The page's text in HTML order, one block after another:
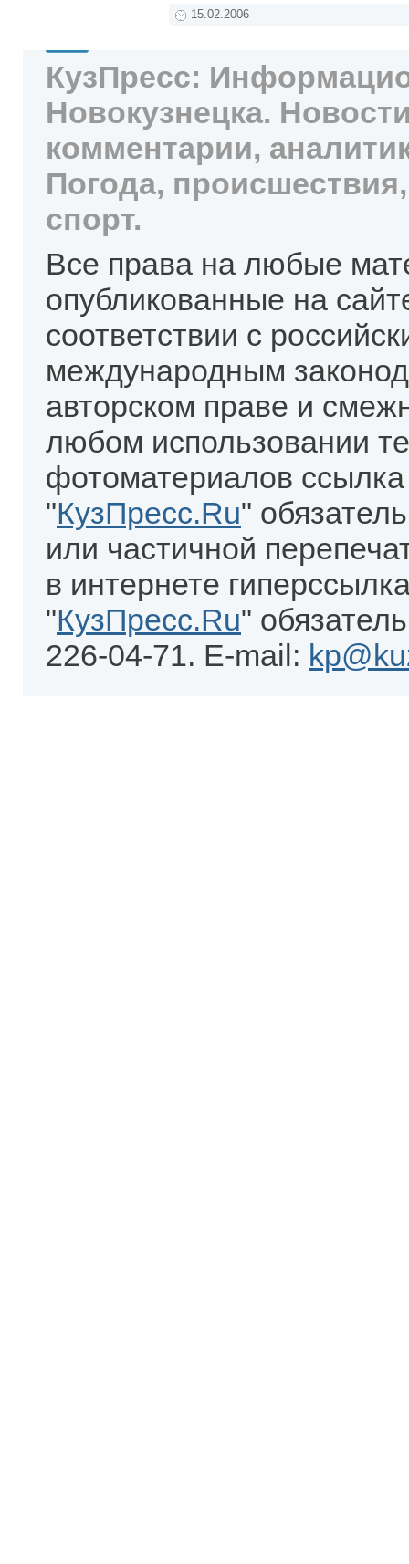
15.02.2006
КузПресс:
Новокузнецка.
комментарии,
Погода,
спорт.
Все права на любые
опубликованные на
соответствии с
международным
авторском праве и
любом использовании
фотоматериалов
"КузПресс.Ru"
или частичной
в интернете
"КузПресс.Ru"
226-04-71. E-mail: